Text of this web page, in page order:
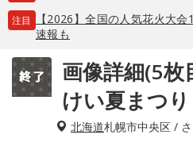
注目
【2026】全国の人気花火大
速報も
画像詳細(5枚
けい夏まつ
北海道札幌市中央区 /